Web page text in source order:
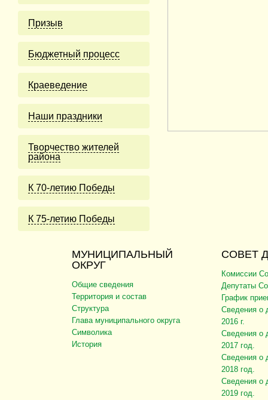
Призыв
Бюджетный процесс
Краеведение
Наши праздники
Творчество жителей
района
К 70-летию Победы
К 75-летию Победы
МУНИЦИПАЛЬНЫЙ
ОКРУГ
Общие сведения
Территория и состав
Структура
Глава муниципального округа
Символика
История
СОВЕТ
Комиссии
Депутаты
График
Сведения о
2016 г.
Сведения о
2017 год.
Сведения о
2018 год.
Сведения о
2019 год.